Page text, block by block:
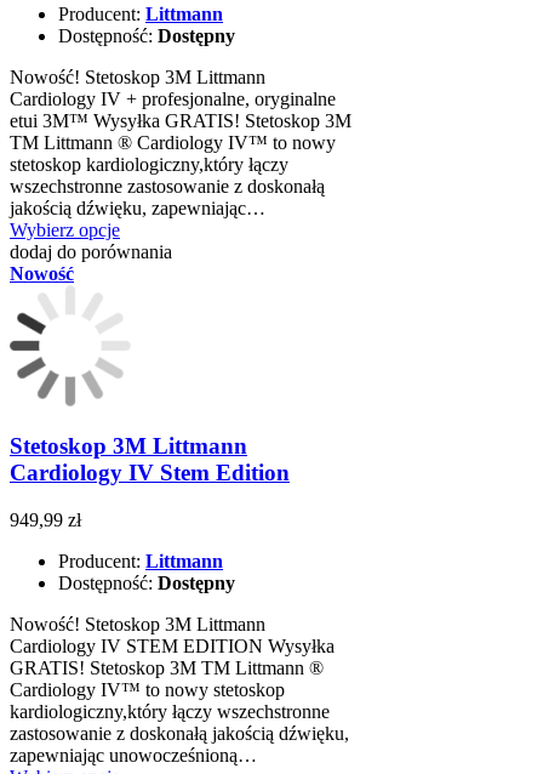
Producent: Littmann
Dostępność: Dostępny
Nowość! Stetoskop 3M Littmann
Cardiology IV + profesjonalne, oryginalne
etui 3M™ Wysyłka GRATIS! Stetoskop 3M
TM Littmann ® Cardiology IV™ to nowy
stetoskop kardiologiczny,który łączy
wszechstronne zastosowanie z doskonałą
jakością dźwięku, zapewniając…
Wybierz opcje
dodaj do porównania
Nowość
Stetoskop 3M Littmann
Cardiology IV Stem Edition
949,99 zł
Producent: Littmann
Dostępność: Dostępny
Nowość! Stetoskop 3M Littmann
Cardiology IV STEM EDITION Wysyłka
GRATIS! Stetoskop 3M TM Littmann ®
Cardiology IV™ to nowy stetoskop
kardiologiczny,który łączy wszechstronne
zastosowanie z doskonałą jakością dźwięku,
zapewniając unowocześnioną…